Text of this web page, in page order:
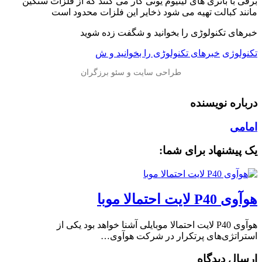
مانند کبالت تهیه می شود ذخایر این فلزات محدود است
خبرهای تکنولوڑی را بخوانید و شگفت زده شوید
تکنولوژی خبرهای تکنولوڑی را بخوانید و ش
درباره نویسنده
امامی
یک پیشنهاد برای شما:
هوآوی P40 لایت احتمالا موبا
هوآوی P40 لایت احتمالا موبایلی آشنا خواهد بود یکی از
استراتژی‌های پرتکرار در شرکت هوآوی…
ارسال دیدگاه